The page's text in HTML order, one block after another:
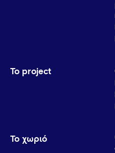
Το project
Το χωριό